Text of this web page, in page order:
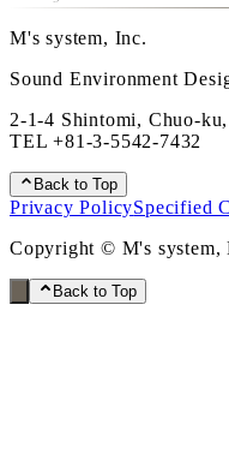
M's system, Inc.
Sound Environment
2-1-4 Shintomi, Chuo-
TEL+81-3-5542-7432
Back to Top
Privacy PolicySpecified
Copyright © M's system,
Back to Top